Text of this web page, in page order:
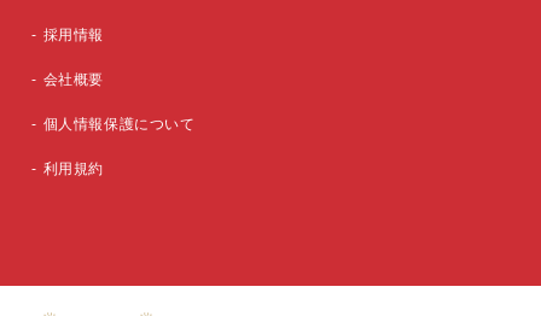
採用情報
会社概要
個人情報保護について
利用規約